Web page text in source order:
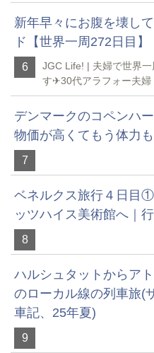
新年早々にお腹を壊し
ド【世界一周272日目
6
JGC Life! | 夫婦で世界
す✈︎30代アラフォー夫婦
デンマークのコペンハ
物価が高くてもう体力
7
ベネルクス旅行４日目
ッツハイス美術館へ｜
8
ハルシュタットからア
のローカル線の列車旅(
車記、25年夏)
9